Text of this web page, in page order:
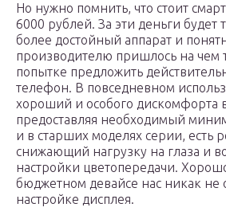
Но нужно помнить, что стоит
6000 рублей. За эти деньги будет
более достойный аппарат и
производителю пришлось на чем
попытке предложить
телефон. В повседневном
хороший и особого дискомфорта
предоставляя необходимый
и в старших моделях серии, есть
снижающий нагрузку на глаза и
настройки цветопередачи.
бюджетном девайсе нас никак не
настройке дисплея.